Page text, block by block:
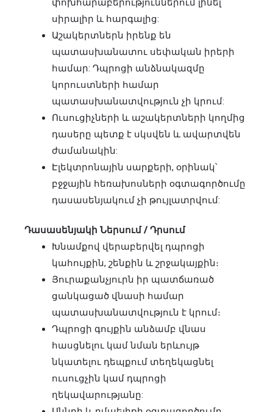
փոխհարաբերություններում լինել
սիրալիր և հարգալից:
Աշակերտներն իրենք են
պատասխանատու սեփական իրերի
համար: Դպրոցի անձնակազմը
կորուստների համար
պատասխանատվություն չի կրում:
Ուսուցիչների և աշակերտների կողմից
դասերը պետք է սկսվեն և ավարտվեն
ժամանակին:
Էլեկտրոնային սարքերի, օրինակ՝
բջջային հեռախոսների օգտագործումը
դասասենյակում չի թույլատրվում:
Դասասենյակի Ներսում / Դրսում
Խնամքով վերաբերվել դպրոցի
կահույքին, շենքին և շրջակայքին։
Յուրաքանչյուրն իր պատճառած
ցանկացած վնասի համար
պատասխանատվություն է կրում։
Դպրոցի գույքին անձամբ վնաս
հասցնելու կամ նման երևույթ
նկատելու դեպքում տեղեկացնել
ուսուցչին կամ դպրոցի
ղեկավարությանը: